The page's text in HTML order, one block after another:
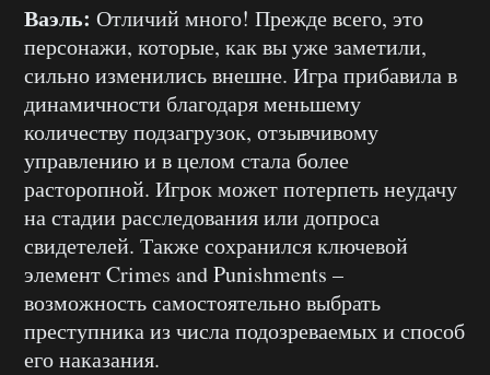
Ваэль: Отличий много! Прежде всего, это
персонажи, которые, как вы уже заметили,
сильно изменились внешне. Игра прибавила в
динамичности благодаря меньшему
количеству подзагрузок, отзывчивому
управлению и в целом стала более
расторопной. Игрок может потерпеть неудачу
на стадии расследования или допроса
свидетелей. Также сохранился ключевой
элемент Crimes and Punishments –
возможность самостоятельно выбрать
преступника из числа подозреваемых и способ
его наказания.